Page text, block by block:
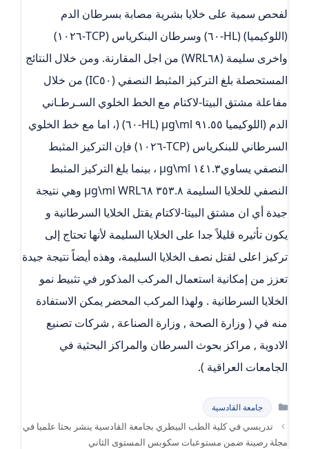
لفحص سمية على خلايا بشرية مصابة بسرطان الدم
(اللوكيميا) (HL-٦٠) وسرطان البنكرياس (TCP-١٠٢٦)
واخرى سليمة (WRL٦٨) من اجل المقارنة. ومن خلال النتائج
المستحصلة بلغ التركيز المثبط النصفي (IC٥٠) من خلال
مفاعلة مشتق البيتا-لاكتام مع الخط الخلوي السـرطـاني
الدم (اللوكيميا ٩١.٥٥ µg\ml (HL-٦٠) (، اما مع خط الخلوي
السرطاني للبنكرياس (TCP-١٠٢٦) فإن التركيز المثبط
النصفي يساوي١٤١.٣ µg\ml ، بينما بلغ التركيز المثبط
النصفي للخلايا السليمة ٣٥٣.٨ µg\ml WRL٦٨ وهي نتيجة
جيدة أي ان مشتق البيتا-لاكتام يقتل الخلايا السرطانية و
يكون تأثيره قليلاً جدا على الخلايا السليمة لأنها تحتاج إلى
تركيز اعلى لقتل نصف الخلايا السليمة، وهذه أيضاً نتيجة جيدة
تعزز من إمكانية استعمال المركب المذكور في تثبيط نمو
الخلايا السرطانية . ولهذا المركب المحضر يمكن الاستفادة
منه في ( وزارة الصحة , وزارة الصناعة , شركات تصنيع
الادوية , مراكز بحوث السرطان والمراكز البحثية في
الجامعات العراقية ).
التصنيفات
جامعة القادسية
تدريسي في كلية الطب البيطري بجامعة القادسية ينشر بحثا علميا في
مجلة رصينة ضمن مستوعبات سكوبس المستوى الثاني